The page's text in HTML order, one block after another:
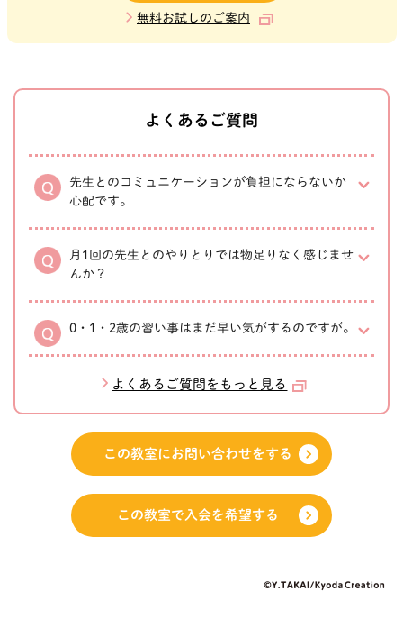
無料お試しのご案内
よくあるご質問
先生とのコミュニケーションが負担にならないか
心配です。
月1回の先生とのやりとりでは物足りなく感じませ
んか？
0・1・2歳の習い事はまだ早い気がするのですが。
よくあるご質問をもっと見る
この教室にお問い合わせをする
この教室で入会を希望する